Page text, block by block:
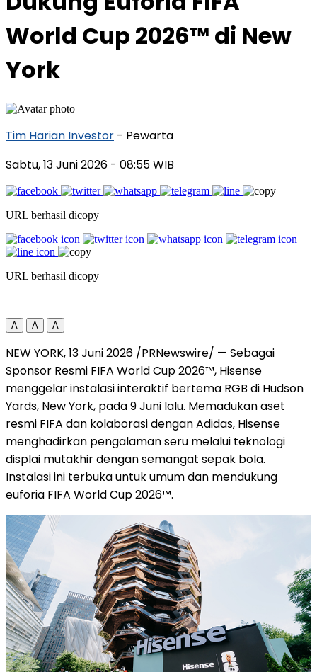
World Cup 2026™ di New
York
Tim Harian Investor - Pewarta
Sabtu, 13 Juni 2026 - 08:55 WIB
URL berhasil dicopy
URL berhasil dicopy
A A A
NEW YORK, 13 Juni 2026 /PRNewswire/ — Sebagai
Sponsor Resmi FIFA World Cup 2026™, Hisense
menggelar instalasi interaktif bertema RGB di Hudson
Yards, New York, pada 9 Juni lalu. Memadukan aset
resmi FIFA dan kolaborasi dengan Adidas, Hisense
menghadirkan pengalaman seru melalui teknologi
displai mutakhir dengan semangat sepak bola.
Instalasi ini terbuka untuk umum dan mendukung
euforia FIFA World Cup 2026™.